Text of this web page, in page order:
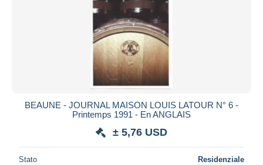
BEAUNE - JOURNAL MAISON LOUIS LATOUR N° 6 -
Printemps 1991 - En ANGLAIS
± 5,76 USD
Stato Residenziale